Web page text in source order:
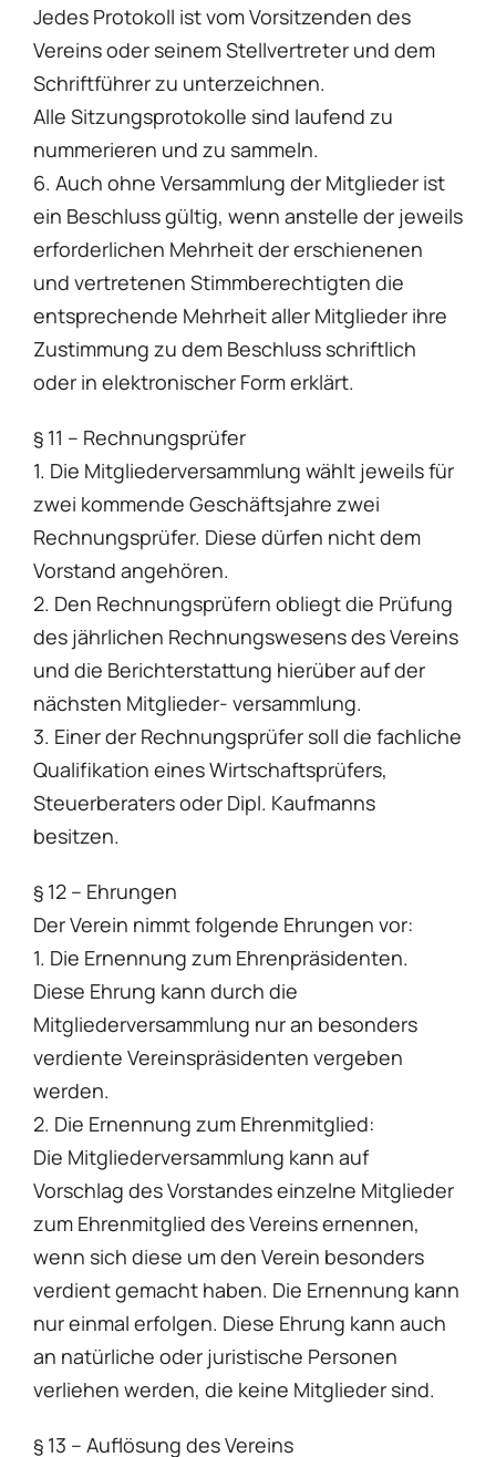
Jedes Protokoll ist vom Vorsitzenden des
Vereins oder seinem Stellvertreter und dem
Schriftführer zu unterzeichnen.
Alle Sitzungsprotokolle sind laufend zu
nummerieren und zu sammeln.
6. Auch ohne Versammlung der Mitglieder ist
ein Beschluss gültig, wenn anstelle der jeweils
erforderlichen Mehrheit der erschienenen
und vertretenen Stimmberechtigten die
entsprechende Mehrheit aller Mitglieder ihre
Zustimmung zu dem Beschluss schriftlich
oder in elektronischer Form erklärt.
§ 11 – Rechnungsprüfer
1. Die Mitgliederversammlung wählt jeweils für
zwei kommende Geschäftsjahre zwei
Rechnungsprüfer. Diese dürfen nicht dem
Vorstand angehören.
2. Den Rechnungsprüfern obliegt die Prüfung
des jährlichen Rechnungswesens des Vereins
und die Berichterstattung hierüber auf der
nächsten Mitglieder- versammlung.
3. Einer der Rechnungsprüfer soll die fachliche
Qualifikation eines Wirtschaftsprüfers,
Steuerberaters oder Dipl. Kaufmanns
besitzen.
§ 12 – Ehrungen
Der Verein nimmt folgende Ehrungen vor:
1. Die Ernennung zum Ehrenpräsidenten.
Diese Ehrung kann durch die
Mitgliederversammlung nur an besonders
verdiente Vereinspräsidenten vergeben
werden.
2. Die Ernennung zum Ehrenmitglied:
Die Mitgliederversammlung kann auf
Vorschlag des Vorstandes einzelne Mitglieder
zum Ehrenmitglied des Vereins ernennen,
wenn sich diese um den Verein besonders
verdient gemacht haben. Die Ernennung kann
nur einmal erfolgen. Diese Ehrung kann auch
an natürliche oder juristische Personen
verliehen werden, die keine Mitglieder sind.
§ 13 – Auflösung des Vereins